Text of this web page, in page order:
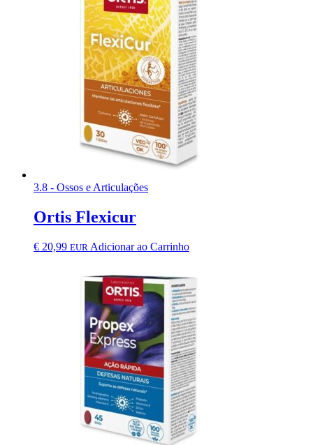
3.8 - Ossos e Articulações
Ortis Flexicur
€ 20,99 EUR Adicionar ao Carrinho